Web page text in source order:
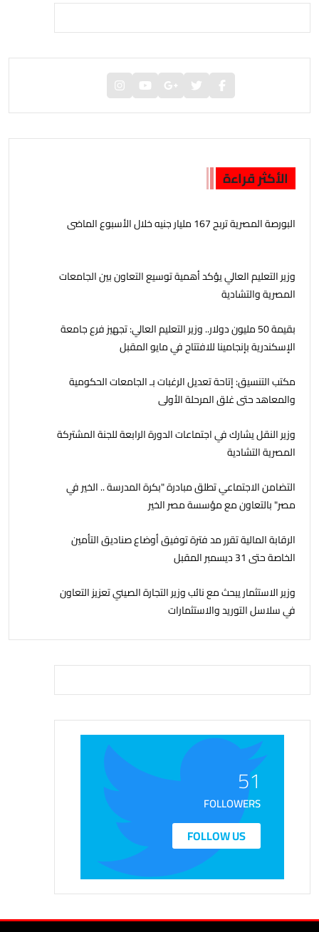
الأكثر قراءة
البورصة المصرية تربح 167 مليار جنيه خلال الأسبوع الماضى
وزير التعليم العالي يؤكد أهمية توسيع التعاون بين الجامعات
المصرية والتشادية
بقيمة 50 مليون دولار.. وزير التعليم العالي: تجهيز فرع جامعة
الإسكندرية بإنجامينا للافتتاح في مايو المقبل
مكتب التنسيق: إتاحة تعديل الرغبات بـ الجامعات الحكومية
والمعاهد حتى غلق المرحلة الأولى
وزير النقل يشارك في اجتماعات الدورة الرابعة للجنة المشتركة
المصرية التشادية
التضامن الاجتماعي تطلق مبادرة "بكرة المدرسة .. الخير في
مصر" بالتعاون مع مؤسسة مصر الخير
الرقابة المالية تقرر مد فترة توفيق أوضاع صناديق التأمين
الخاصة حتى 31 ديسمبر المقبل
وزير الاستثمار يبحث مع نائب وزير التجارة الصيني تعزيز التعاون
في سلاسل التوريد والاستثمارات
51
FOLLOWERS
FOLLOW US